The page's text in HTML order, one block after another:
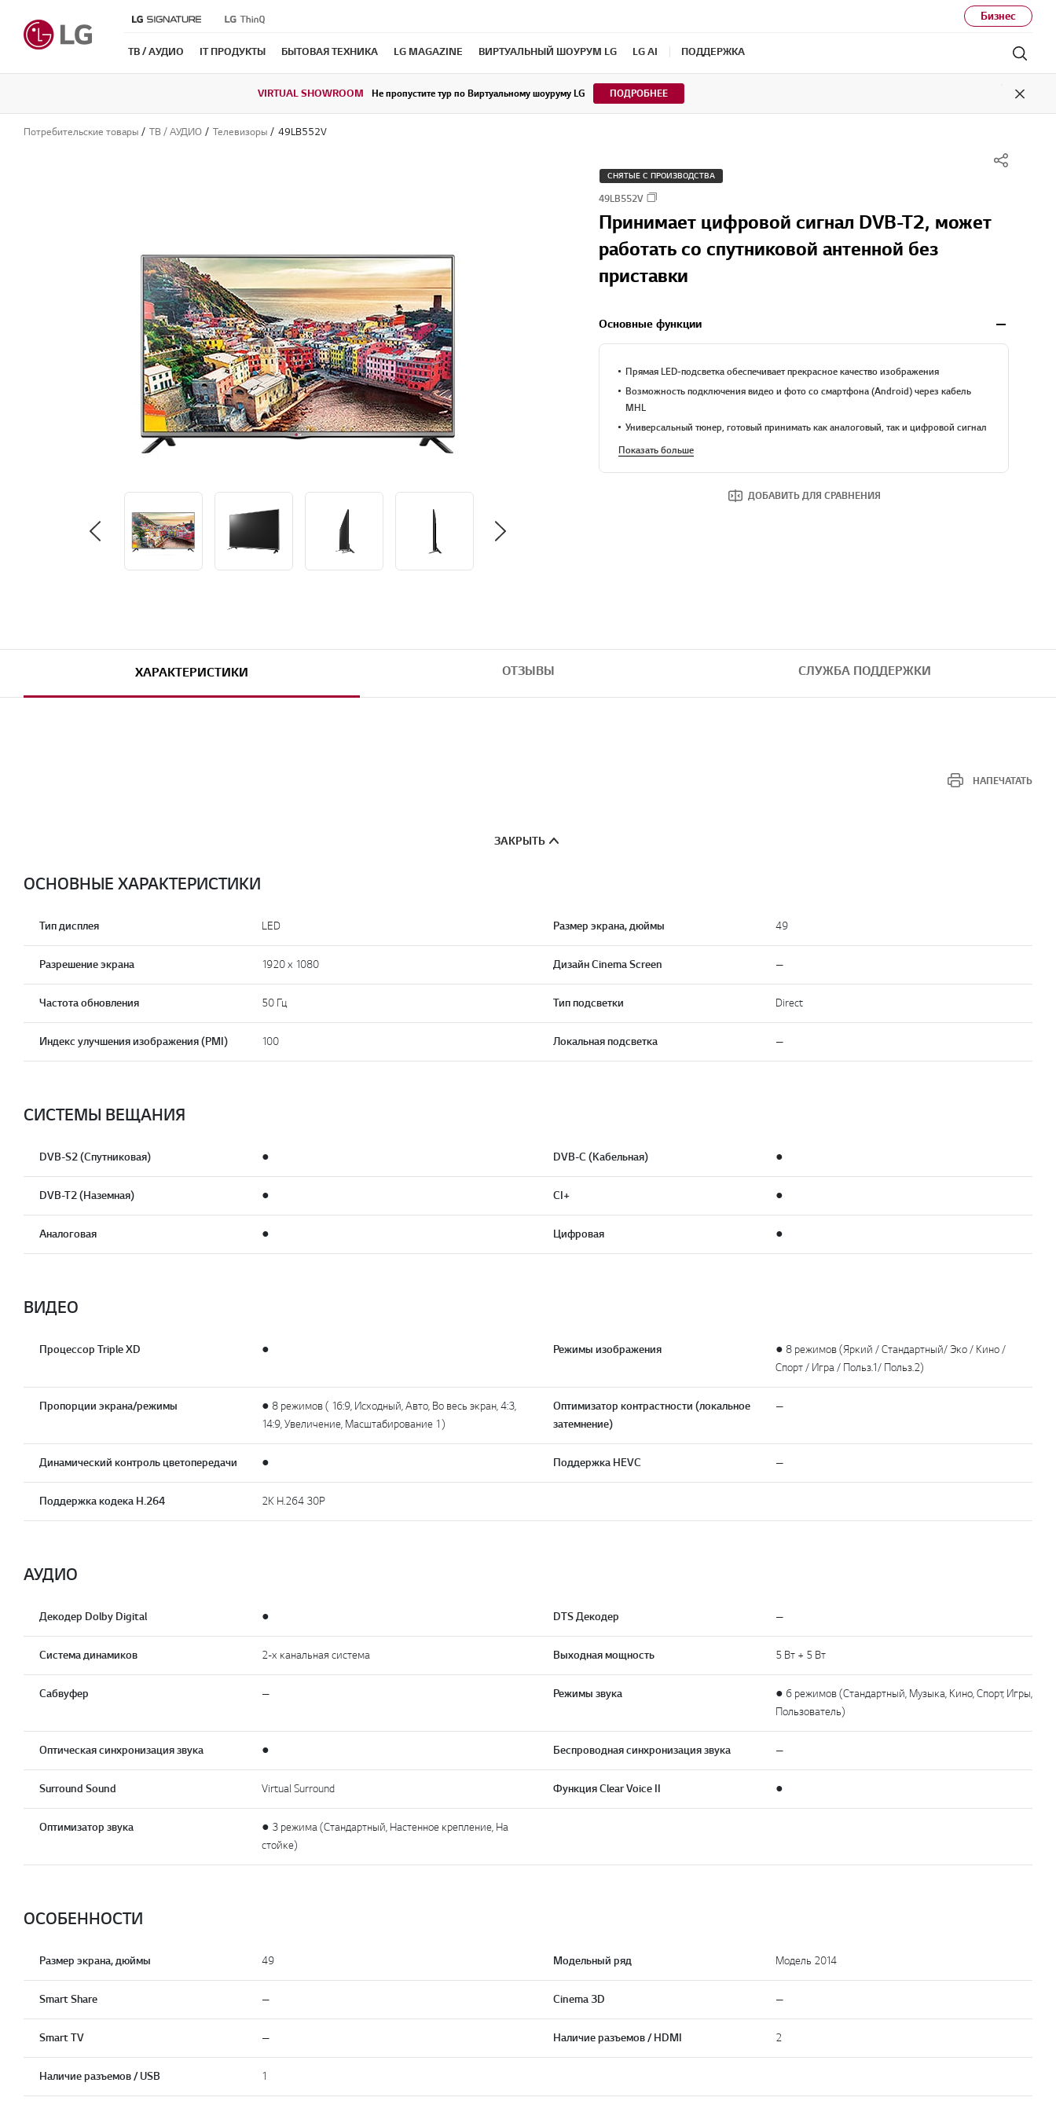
Бизнес
ТВ / АУДИО IT ПРОДУКТЫ БЫТОВАЯ ТЕХНИКА LG MAGAZINE ВИРТУАЛЬНЫЙ ШОУРУМ LG LG AI ПОДДЕРЖКА
VIRTUAL SHOWROOM Не пропустите тур по Виртуальному шоуруму LG ПОДРОБНЕЕ
Close
Потребительские товары ТВ / АУДИО Телевизоры 49LB552V
СНЯТЫЕ С ПРОИЗВОДСТВА
49LB552V
Принимает цифровой сигнал DVB-T2, может
работать со спутниковой антенной без
приставки
Основные функции
Прямая LED-подсветка обеспечивает прекрасное качество изображения
Возможность подключения видео и фото со смартфона (Android) через кабель
MHL
Универсальный тюнер, готовый принимать как аналоговый, так и цифровой сигнал
Показать больше
ДОБАВИТЬ ДЛЯ СРАВНЕНИЯ
ХАРАКТЕРИСТИКИ ОТЗЫВЫ СЛУЖБА ПОДДЕРЖКИ
НАПЕЧАТАТЬ
ЗАКРЫТЬ
ОСНОВНЫЕ ХАРАКТЕРИСТИКИ
Тип дисплея LED Размер экрана, дюймы 49
Разрешение экрана 1920 x 1080 Дизайн Cinema Screen —
Частота обновления 50 Гц Тип подсветки Direct
Индекс улучшения изображения (PMI) 100 Локальная подсветка —
СИСТЕМЫ ВЕЩАНИЯ
DVB-S2 (Спутниковая) ● DVB-C (Кабельная) ●
DVB-T2 (Наземная) ● CI+ ●
Аналоговая ● Цифровая ●
ВИДЕО
Процессор Triple XD ● Режимы изображения
● 8 режимов (Яркий / Стандартный/ Эко / Кино /
Спорт / Игра / Польз.1/ Польз.2)
Пропорции экрана/режимы
● 8 режимов ( 16:9, Исходный, Авто, Во весь экран, 4:3,
14:9, Увеличение, Масштабирование 1)
Оптимизатор контрастности (локальное
затемнение)
—
Динамический контроль цветопередачи ● Поддержка HEVC —
Поддержка кодека H.264 2K H.264 30P
АУДИО
Декодер Dolby Digital ● DTS Декодер —
Система динамиков 2-х канальная система Выходная мощность 5 Вт + 5 Вт
Сабвуфер — Режимы звука
● 6 режимов (Стандартный, Музыка, Кино, Спорт, Игры,
Пользователь)
Оптическая синхронизация звука ● Беспроводная синхронизация звука —
Surround Sound Virtual Surround Функция Clear Voice II ●
Оптимизатор звука
● 3 режима (Стандартный, Настенное крепление, На
стойке)
ОСОБЕННОСТИ
Размер экрана, дюймы 49 Модельный ряд Модель 2014
Smart Share — Cinema 3D —
Smart TV — Наличие разъемов / HDMI 2
Наличие разъемов / USB 1